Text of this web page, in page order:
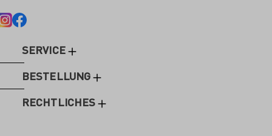
SERVICE
BESTELLUNG
RECHTLICHES